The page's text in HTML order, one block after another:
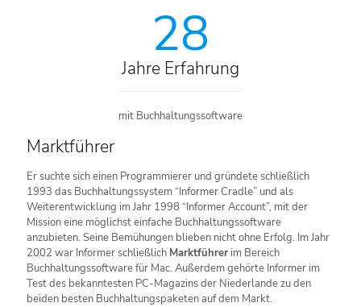
28
Jahre Erfahrung
mit Buchhaltungssoftware
Marktführer
Er suchte sich einen Programmierer und gründete schließlich
1993 das Buchhaltungssystem “Informer Cradle” und als
Weiterentwicklung im Jahr 1998 “Informer Account”, mit der
Mission eine möglichst einfache Buchhaltungssoftware
anzubieten. Seine Bemühungen blieben nicht ohne Erfolg. Im Jahr
2002 war Informer schließlich Marktführer im Bereich
Buchhaltungssoftware für Mac. Außerdem gehörte Informer im
Test des bekanntesten PC-Magazins der Niederlande zu den
beiden besten Buchhaltungspaketen auf dem Markt.